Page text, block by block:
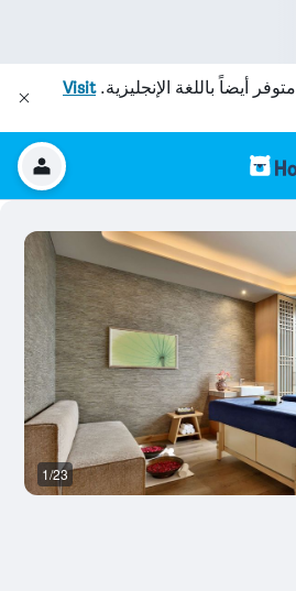
متوفر أيضاً باللغة الإنجليزية.Visit
1/23